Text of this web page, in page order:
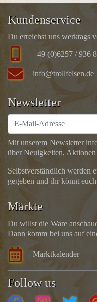
Kundenservice
Du erreichst uns werktags
+49 (0)6257 / 936
info@trollfelsen.de
Newsletter
Mit unserem Newsletter
über Neuigkeiten,
Selbstverständlich werden
gegeben und ihr könnt
Märkte
Du willst die Ware
Dann komm bei uns auf
Marktkalender
Follow us